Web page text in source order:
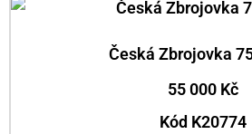
Česká Zbrojovka
55 000 Kč
Kód K20774